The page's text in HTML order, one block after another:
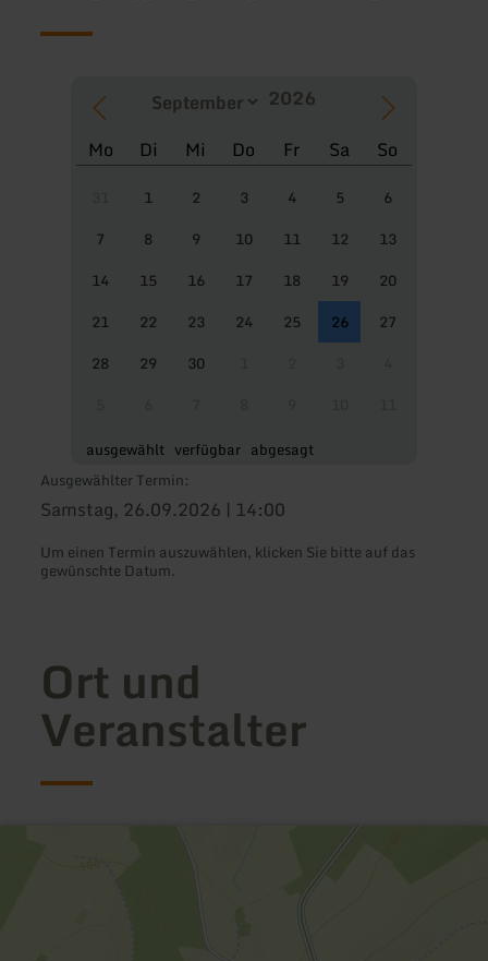
Mo Di Mi Do Fr Sa So
1 2 3 4 5
6
7
8 9 10 11 12
13
14
15 16 17 18 19
20
21
22 23 24 25 26
27
28
29 30
ausgewählt verfügbar abgesagt
Ausgewählter Termin:
Samstag, 26.09.2026 | 14:00
Um einen Termin auszuwählen, klicken Sie bitte auf das
gewünschte Datum.
Ort und
Veranstalter